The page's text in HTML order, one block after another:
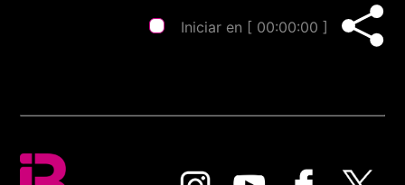
Iniciar en [ 00:00:00 ]